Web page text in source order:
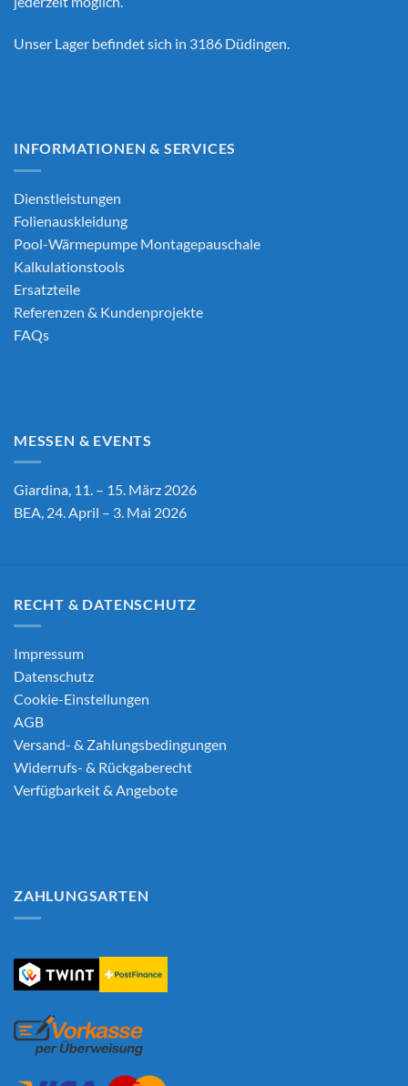
Unser Lager befindet sich in 3186 Düdingen.
INFORMATIONEN & SERVICES
Dienstleistungen
Folienauskleidung
Pool-Wärmepumpe Montagepauschale
Kalkulationstools
Ersatzteile
Referenzen & Kundenprojekte
FAQs
MESSEN & EVENTS
Giardina, 11. – 15. März 2026
BEA, 24. April – 3. Mai 2026
RECHT & DATENSCHUTZ
Impressum
Datenschutz
Cookie-Einstellungen
AGB
Versand- & Zahlungsbedingungen
Widerrufs- & Rückgaberecht
Verfügbarkeit & Angebote
ZAHLUNGSARTEN